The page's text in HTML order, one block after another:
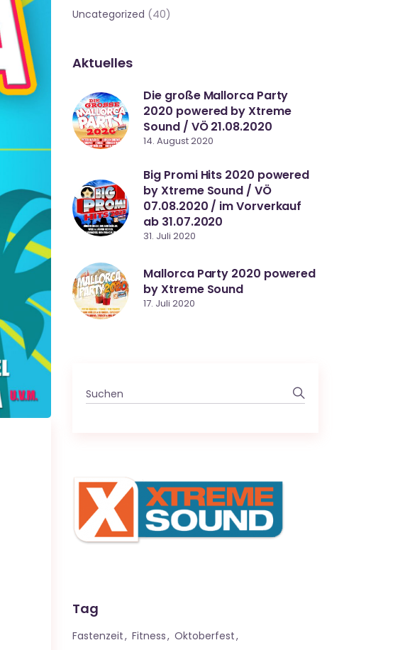
Uncategorized (40)
Aktuelles
Die große Mallorca Party
2020 powered by Xtreme
Sound / VÖ 21.08.2020
14. August 2020
Big Promi Hits 2020 powered
by Xtreme Sound / VÖ
07.08.2020 / im Vorverkauf
ab 31.07.2020
31. Juli 2020
Mallorca Party 2020 powered
by Xtreme Sound
17. Juli 2020
Search
for:
Tag
Fastenzeit Fitness
Oktoberfest